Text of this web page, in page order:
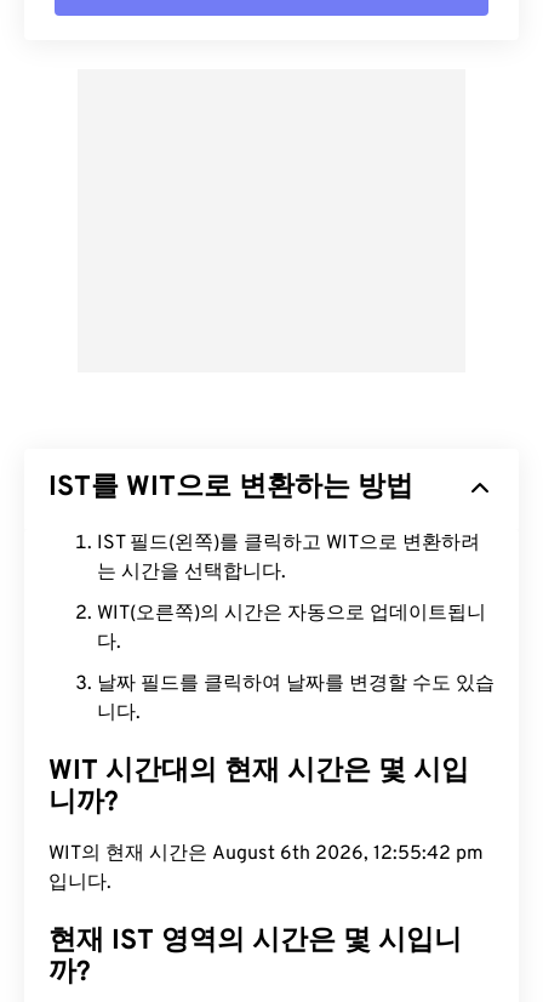
IST를 WIT으로 변환하는 방법
IST 필드(왼쪽)를 클릭하고 WIT으로 변환하려
는 시간을 선택합니다.
WIT(오른쪽)의 시간은 자동으로 업데이트됩니
다.
날짜 필드를 클릭하여 날짜를 변경할 수도 있습
니다.
WIT 시간대의 현재 시간은 몇 시입
니까?
WIT의 현재 시간은 August 6th 2026, 12:55:43 pm
입니다.
현재 IST 영역의 시간은 몇 시입니
까?